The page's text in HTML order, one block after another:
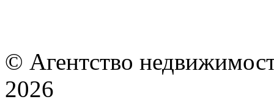
© Агентство
2026